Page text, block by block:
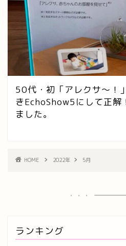
50代・初「アレクサ〜！
きEchoShow5にして正
ました。
HOME 2022年 5月
ランキング